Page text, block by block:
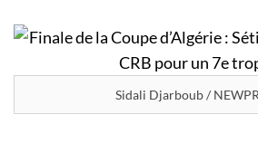
Sidali Djarboub /